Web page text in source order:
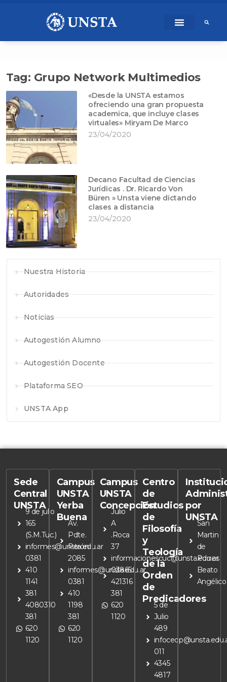
Tag: Grupo Network Multimedios
«Desde la UNSTA estamos
ofreciendo una gran propuesta
academica, que incluye clases
virtuales» Miryam De Marco
23/04/2020
Decano Facultad de Ciencias
Jurídicas . Dr. Ricardo Von
Büren » Unsta viene dictando
clases a distancia
23/04/2020
Nuestra Historia
Autoridades
Noticias
Autogestión Alumno
Autogestión Docente
Plataforma SEO
UNSTA App
Sede
Central
UNSTA
9 de julio
165
(S.M.Tuc.)
informes@unsta.edu.ar
0381
410
1141
381
4080310
381
620
1120
Campus
UNSTA
Yerba
Buena
Av.
Pdte.
Perón
2085
informes@unsta.edu.ar
0381
410
1198
381
620
1120
Campus
UNSTA
Concepción
Julio
A
.Roca
37
informacionescuc@unsta.edu.ar
03865
421316
381
620
1120
Centro
de
Estudios
de
Filosofía
y
Teología
de la
Orden
de
Predicadores
5 de
Julio
489
011
4345
4817
por
UNSTA
San
Martin
de
Porres
Beato
Angélico